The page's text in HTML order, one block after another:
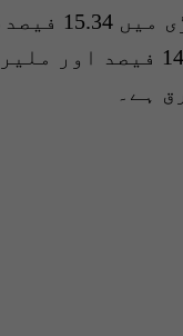
کراچی
غربی میں 14.44 فیصد